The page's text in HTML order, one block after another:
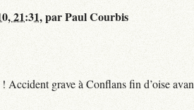
21:31,parPaul Courbis
Accident grave à Conflans fin d’oise